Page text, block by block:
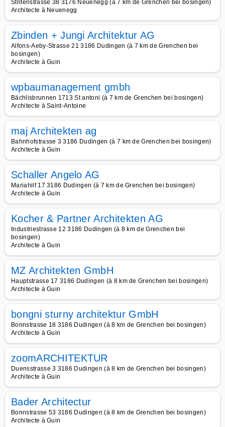
Stritenstrasse 38 3176 Neuenegg (à 7 km de Grenchen bei bosingen)
Architecte à Neuenegg
Zbinden + Jungi Architektur AG
Alfons-Aeby-Strasse 21 3186 Dudingen (à 7 km de Grenchen bei
bosingen)
Architecte à Guin
wpbaumanagement gmbh
Bächlisbrunnen 1713 St antoni (à 7 km de Grenchen bei bosingen)
Architecte à Saint-Antoine
maj Architekten ag
Bahnhofstrasse 3 3186 Dudingen (à 7 km de Grenchen bei bosingen)
Architecte à Guin
Schaller Angelo AG
Mariahilf 17 3186 Dudingen (à 7 km de Grenchen bei bosingen)
Architecte à Guin
Kocher & Partner Architekten AG
Industriestrasse 12 3186 Dudingen (à 8 km de Grenchen bei
bosingen)
Architecte à Guin
MZ Architekten GmbH
Hauptstrasse 17 3186 Dudingen (à 8 km de Grenchen bei bosingen)
Architecte à Guin
bongni sturny architektur GmbH
Bonnstrasse 18 3186 Dudingen (à 8 km de Grenchen bei bosingen)
Architecte à Guin
zoomARCHITEKTUR
Duensstrasse 3 3186 Dudingen (à 8 km de Grenchen bei bosingen)
Architecte à Guin
Bader Architectur
Bonnstrasse 53 3186 Dudingen (à 8 km de Grenchen bei bosingen)
Architecte à Guin